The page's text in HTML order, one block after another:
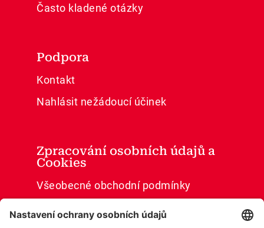
Často kladené otázky
Podpora
Kontakt
Nahlásit nežádoucí účinek
Zpracování osobních údajů a
Cookies
Všeobecné obchodní podmínky
Ochrana osobních údajů